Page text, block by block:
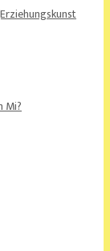
Mi?